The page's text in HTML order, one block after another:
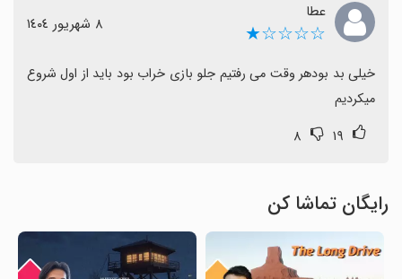
عطا
☆☆☆☆★ ٨ شهریور ١٤٠٤
میکردیم
۱۹ ۸
رایگان تماشا کن